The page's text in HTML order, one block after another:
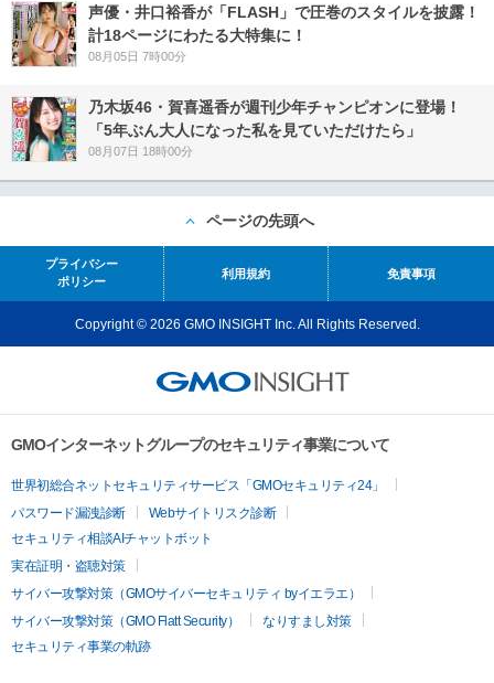
声優・井口裕香が「FLASH」で圧巻のスタイルを披露！
計18ページにわたる大特集に！
08月05日 7時00分
乃木坂46・賀喜遥香が週刊少年チャンピオンに登場！
「5年ぶん大人になった私を見ていただけたら」
08月07日 18時00分
ページの先頭へ
プライバシー
ポリシー
利用規約 免責事項
Copyright © 2026 GMO INSIGHT Inc. All Rights Reserved.
GMOインターネットグループのセキュリティ事業について
世界初総合ネットセキュリティサービス「GMOセキュリティ24」
パスワード漏洩診断
Webサイトリスク診断
セキュリティ相談AIチャットボット
実在証明・盗聴対策
サイバー攻撃対策（GMOサイバーセキュリティ byイエラエ）
サイバー攻撃対策（GMO Flatt Security）
なりすまし対策
セキュリティ事業の軌跡